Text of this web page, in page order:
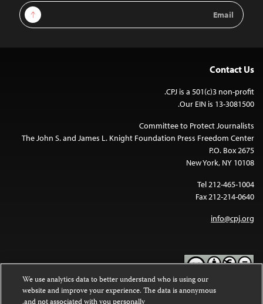
Email
Address
Sign Up
Contact Us
CPJ is a 501(c)3 non-profit.
Our EIN is 13-3081500.
Committee to Protect Journalists
The John S. and James L. Knight Foundation Press Freedom Center
P.O. Box 2675
New York, NY 10108
Tel 212-465-1004
Fax 212-214-0640
info@cpj.org
Except where noted, text on this website is licensed under a
We use analytics data to better understand who is using our
website and improve your experience. The data is anonymous